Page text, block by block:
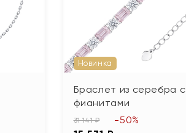
Новинка
Браслет из серебра с
фианитами
31 141 ₽ -50%